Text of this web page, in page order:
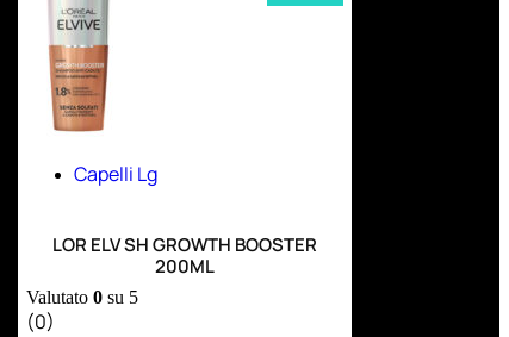
Capelli Lg
LOR ELV SH GROWTH BOOSTER
200ML
Valutato 0su 5
(0)